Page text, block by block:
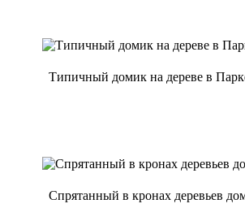
Типичный домик на дереве в
Спрятанный в кронах деревьев